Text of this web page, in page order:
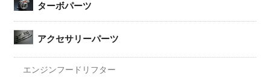
ターボパーツ
アクセサリーパーツ
エンジンフードリフター